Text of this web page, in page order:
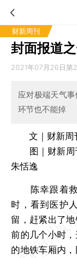
财新周刊
封面报道
2021年07月26日第
应对极端天气
环节也不能掉
文｜财新周
图｜财新周
朱恬逸
陈幸跟着救
时，看到医护
留，赶紧出了
前的几个小时
的地铁车厢内